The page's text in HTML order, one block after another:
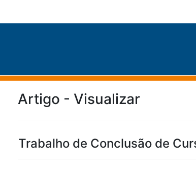
Artigo - Visualizar
Trabalho de Conclusão de